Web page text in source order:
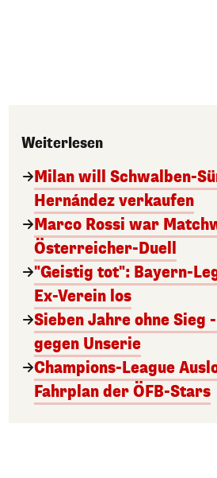
Weiterlesen
Milan will Schwalben-
Hernández verkaufen
Marco Rossi war
Österreicher-Duell
"Geistig tot": Bayern-
Ex-Verein los
Sieben Jahre ohne
gegen Unserie
Champions-League
Fahrplan der ÖFB-Stars